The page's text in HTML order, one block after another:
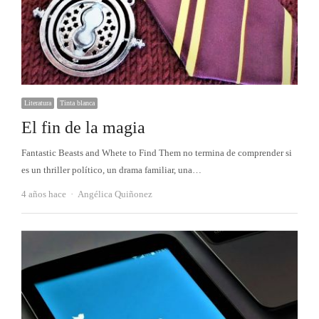
Literatura Tinta blanca
El fin de la magia
Fantastic Beasts and Whete to Find Them no termina de comprender si
es un thriller político, un drama familiar, una…
4 años hace Autor
Angélica Quiñonez